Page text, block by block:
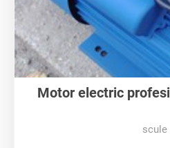
Motor electric
scule